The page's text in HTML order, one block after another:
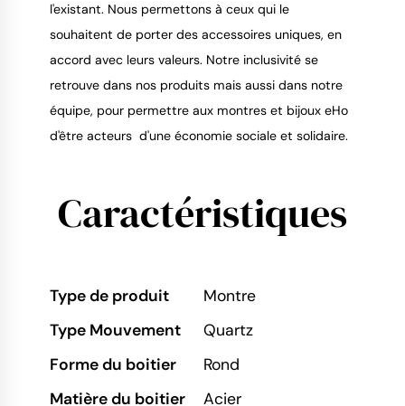
l'existant. Nous permettons à ceux qui le
souhaitent de porter des accessoires uniques, en
accord avec leurs valeurs. Notre inclusivité se
retrouve dans nos produits mais aussi dans notre
équipe, pour permettre aux montres et bijoux eHo
d'être acteurs d'une économie sociale et solidaire.
Caractéristiques
Type de produit
Montre
Type Mouvement
Quartz
Forme du boitier
Rond
Matière du boitier
Acier